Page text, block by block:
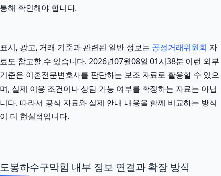
통해 확인해야 합니다.
표시, 광고, 거래 기준과 관련된 일반 정보는 공정거래위원회 자
료도 참고할 수 있습니다. 2026년07월08일 01시38분 이런 외부
기준은 이혼전문변호사를 판단하는 보조 자료로 활용할 수 있으
며, 실제 이용 조건이나 상담 가능 여부를 확정하는 자료는 아닙
니다. 따라서 공식 자료와 실제 안내 내용을 함께 비교하는 방식
이 더 현실적입니다.
도봉하수구막힘 내부 정보 연결과 확장 방식